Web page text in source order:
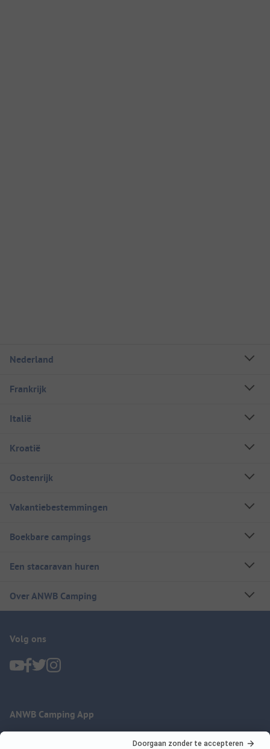
Nederland
Frankrijk
Italië
Kroatië
Oostenrijk
Vakantiebestemmingen
Boekbare campings
Een stacaravan huren
Over ANWB Camping
Volg ons
ANWB Camping App